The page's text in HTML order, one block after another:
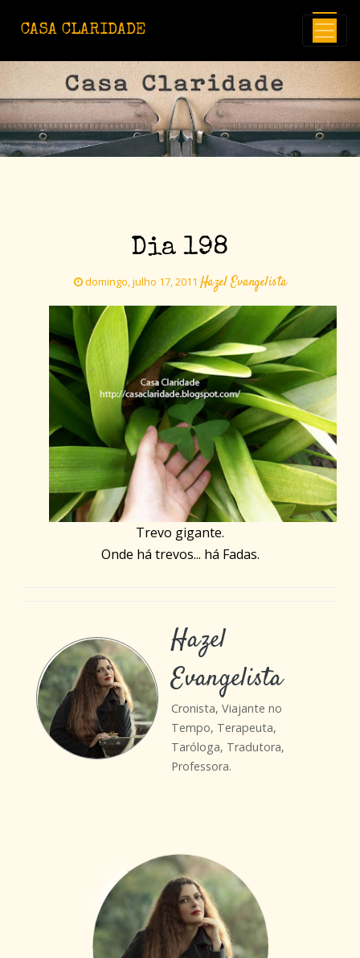
CASA CLARIDADE
Dia 198
domingo, julho 17, 2011 Hazel Evangelista
Trevo gigante.
Onde há trevos... há Fadas.
Hazel
Evangelista
Cronista, Viajante no
Tempo, Terapeuta,
Taróloga, Tradutora,
Professora.